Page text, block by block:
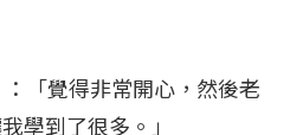
「覺得非常開心，然後老
學到了很多。」